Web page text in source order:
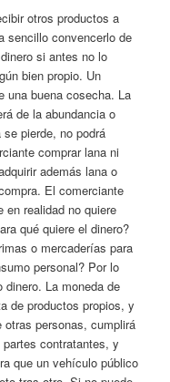
otros productos a
sencillo convencerlo de
si antes no lo
bien propio. Un
una buena cosecha. La
de la abundancia o
pierde, no podrá
comprar lana ni
además lana o
El comerciante
en realidad no quiere
qué quiere el dinero?
o mercaderías para
personal? Por lo
La moneda de
de productos propios, y
personas, cumplirá
contratantes, y
que un vehículo público